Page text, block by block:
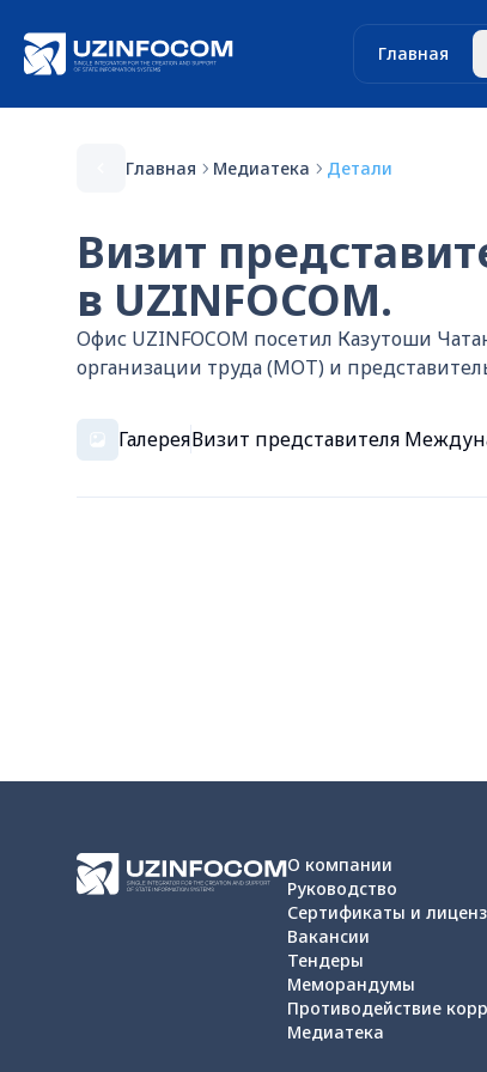
Главная
Главная Медиатека Детали
Визит
в UZINFOCOM.
Офис UZINFOCOM посетил Казутоши
организации труда (МОТ) и
ГалереяВизит представителя
О компании
Руководство
Сертификаты и
Вакансии
Тендеры
Меморандумы
Противодействие
Медиатека